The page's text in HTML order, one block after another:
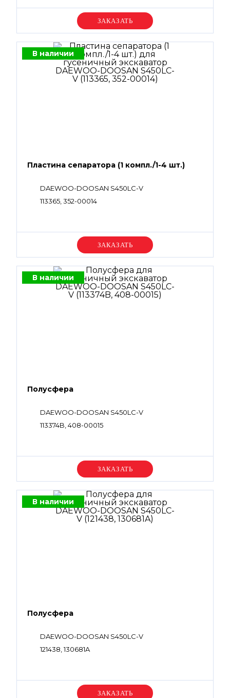
Уточняйте цену
В наличии
Пластина сепаратора (1 компл./1-4 шт.)
DAEWOO-DOOSAN S450LC-V
113365, 352-00014
Уточняйте цену
В наличии
Полусфера
DAEWOO-DOOSAN S450LC-V
113374B, 408-00015
Уточняйте цену
В наличии
Полусфера
DAEWOO-DOOSAN S450LC-V
121438, 130681A
Уточняйте цену